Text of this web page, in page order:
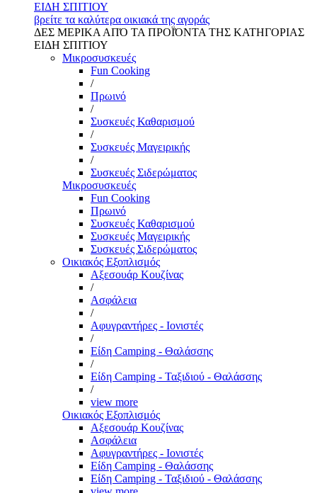
ΕΙΔΗ ΣΠΙΤΙΟΥ
βρείτε τα καλύτερα οικιακά της αγοράς
ΔΕΣ ΜΕΡΙΚΑ ΑΠΌ ΤΑ ΠΡΟΪΌΝΤΑ ΤΗΣ ΚΑΤΗΓΟΡΙΑΣ
ΕΙΔΗ ΣΠΙΤΙΟΥ
Μικροσυσκευές
Fun Cooking
/
Πρωινό
/
Συσκευές Καθαρισμού
/
Συσκευές Μαγειρικής
/
Συσκευές Σιδερώματος
Μικροσυσκευές
Fun Cooking
Πρωινό
Συσκευές Καθαρισμού
Συσκευές Μαγειρικής
Συσκευές Σιδερώματος
Οικιακός Εξοπλισμός
Αξεσουάρ Κουζίνας
/
Ασφάλεια
/
Αφυγραντήρες - Ιονιστές
/
Είδη Camping - Θαλάσσης
/
Είδη Camping - Ταξιδιού - Θαλάσσης
/
view more
Οικιακός Εξοπλισμός
Αξεσουάρ Κουζίνας
Ασφάλεια
Αφυγραντήρες - Ιονιστές
Είδη Camping - Θαλάσσης
Είδη Camping - Ταξιδιού - Θαλάσσης